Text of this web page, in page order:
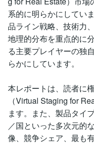
系的に明らかにしてい
品ライン戦略、技術力
地理的分布を重点的に
る主要プレイヤーの独
らかにしています。
本レポートは、読者に
（Virtual Staging for
ます。また、製品タイ
／国といった多次元的
像、競争シェア、最も